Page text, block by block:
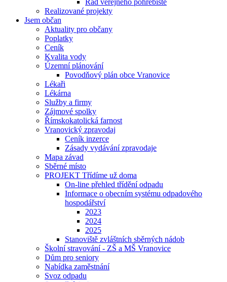
Řád veřejného pohřebiště
Realizované projekty
Jsem občan
Aktuality pro občany
Poplatky
Ceník
Kvalita vody
Územní plánování
Povodňový plán obce Vranovice
Lékaři
Lékárna
Služby a firmy
Zájmové spolky
Římskokatolická farnost
Vranovický zpravodaj
Ceník inzerce
Zásady vydávání zpravodaje
Mapa závad
Sběrné místo
PROJEKT Třídíme už doma
On-line přehled třídění odpadu
Informace o obecním systému odpadového
hospodářství
2023
2024
2025
Stanoviště zvláštních sběrných nádob
Školní stravování - ZŠ a MŠ Vranovice
Dům pro seniory
Nabídka zaměstnání
Svoz odpadu